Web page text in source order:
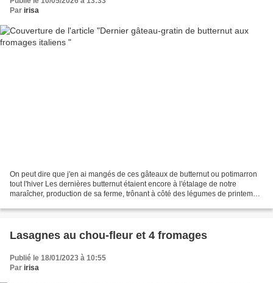
Par irisa
On peut dire que j'en ai mangés de ces gâteaux de butternut ou potimarron
tout l'hiver Les dernières butternut étaient encore à l'étalage de notre
maraîcher, production de sa ferme, trônant à côté des légumes de printemps
Lasagnes au chou-fleur et 4 fromages
Publié le 18/01/2023 à 10:55
Par irisa